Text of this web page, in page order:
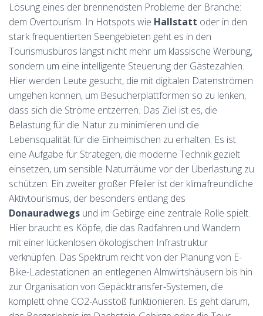
Lösung eines der brennendsten Probleme der Branche:
dem Overtourism. In Hotspots wie Hallstatt oder in den
stark frequentierten Seengebieten geht es in den
Tourismusbüros längst nicht mehr um klassische Werbung,
sondern um eine intelligente Steuerung der Gästezahlen.
Hier werden Leute gesucht, die mit digitalen Datenströmen
umgehen können, um Besucherplattformen so zu lenken,
dass sich die Ströme entzerren. Das Ziel ist es, die
Belastung für die Natur zu minimieren und die
Lebensqualität für die Einheimischen zu erhalten. Es ist
eine Aufgabe für Strategen, die moderne Technik gezielt
einsetzen, um sensible Naturräume vor der Überlastung zu
schützen. Ein zweiter großer Pfeiler ist der klimafreundliche
Aktivtourismus, der besonders entlang des
Donauradwegs und im Gebirge eine zentrale Rolle spielt.
Hier braucht es Köpfe, die das Radfahren und Wandern
mit einer lückenlosen ökologischen Infrastruktur
verknüpfen. Das Spektrum reicht von der Planung von E-
Bike-Ladestationen an entlegenen Almwirtshäusern bis hin
zur Organisation von Gepäcktransfer-Systemen, die
komplett ohne CO2-Ausstoß funktionieren. Es geht darum,